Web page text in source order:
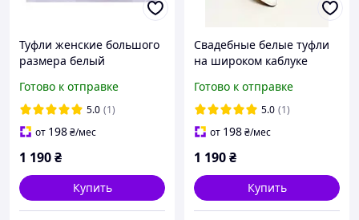
Туфли женские большого
размера белый
размер 40 41
Готово к отправке
5.0 (1)
от 198₴/мес
1 190₴
Купить
Свадебные белые туфли
на широком каблуке
Готово к отправке
5.0 (1)
от 198₴/мес
1 190₴
Купить